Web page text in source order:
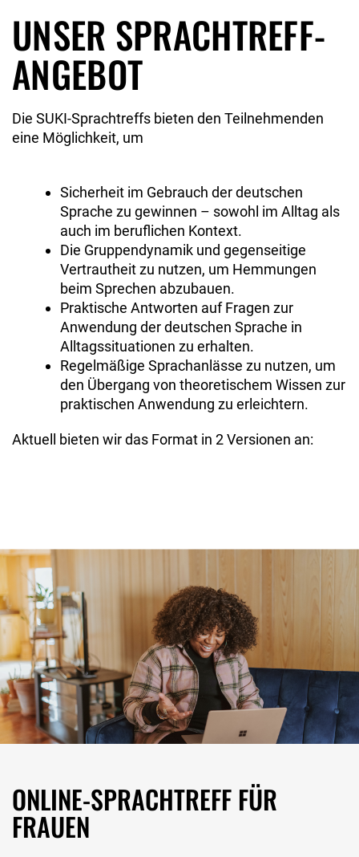
UNSER SPRACHTREFF-
ANGEBOT
Die SUKI-Sprachtreffs bieten den Teilnehmenden
eine Möglichkeit, um
Sicherheit im Gebrauch der deutschen
Sprache zu gewinnen – sowohl im Alltag als
auch im beruflichen Kontext.
Die Gruppendynamik und gegenseitige
Vertrautheit zu nutzen, um Hemmungen
beim Sprechen abzubauen.
Praktische Antworten auf Fragen zur
Anwendung der deutschen Sprache in
Alltagssituationen zu erhalten.
Regelmäßige Sprachanlässe zu nutzen, um
den Übergang von theoretischem Wissen zur
praktischen Anwendung zu erleichtern.
Aktuell bieten wir das Format in 2 Versionen an:
ONLINE-SPRACHTREFF FÜR
FRAUEN